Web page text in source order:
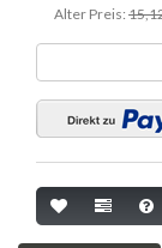
Alter Preis: